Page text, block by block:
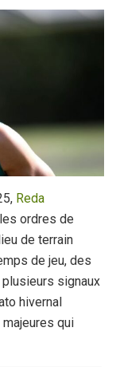
Reda
ordres de
de terrain
de jeu, des
signaux
hivernal
qui